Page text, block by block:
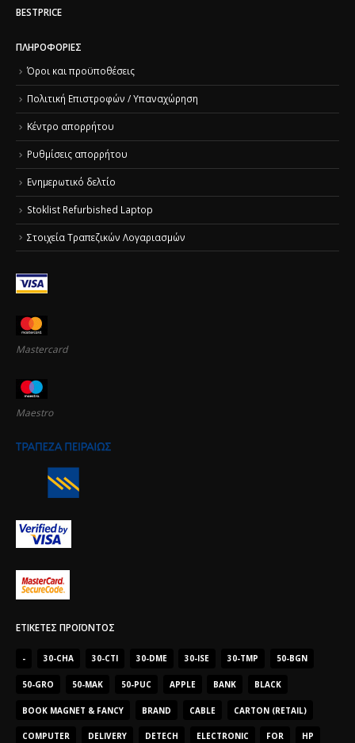
BESTPRICE
ΠΛΗΡΟΦΟΡΊΕΣ
Όροι και προϋποθέσεις
Πολιτική Επιστροφών / Υπαναχώρηση
Κέντρο απορρήτου
Ρυθμίσεις απορρήτου
Ενημερωτικό δελτίο
Stoklist Refurbished Laptop
Στοιχεία Τραπεζικών Λογαριασμών
Mastercard
Maestro
ΕΤΙΚΈΤΕΣ ΠΡΟΪΌΝΤΟΣ
- 30-CHA 30-CTI 30-DME 30-ISE 30-TMP 50-BGN
50-GRO 50-MAK 50-PUC APPLE BANK BLACK
BOOK MAGNET & FANCY BRAND CABLE CARTON (RETAIL)
COMPUTER DELIVERY DETECH ELECTRONIC FOR HP